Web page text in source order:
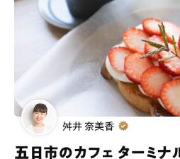
五日市のカフェ ターミナ
舛井 奈美香